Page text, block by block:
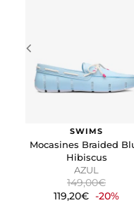
SWIMS
Mocasines Braided
Hibiscus
AZUL
149,00€
119,20€ -20%
Puedes volver a
"Configuración de
consultar nuestrapolítica